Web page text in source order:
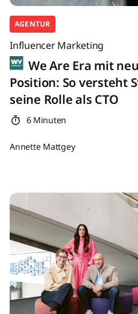
AGENTUR
Influencer Marketing
We Are Era mit
Position: So versteht
seine Rolle als CTO
6 Minuten
Annette Mattgey